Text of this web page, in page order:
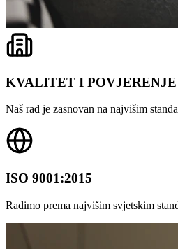
KVALITET I POVJERENJE
Naš rad je zasnovan na najvišim
ISO 9001:2015
Radimo prema najvišim svjetskim